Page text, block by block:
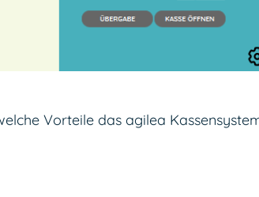
Vorteile das agilea